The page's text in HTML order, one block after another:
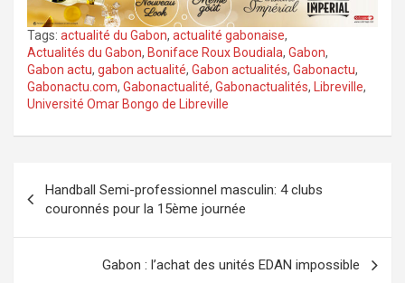
Tags: actualité du Gabon, actualité gabonaise,
Actualités du Gabon, Boniface Roux Boudiala, Gabon,
Gabon actu, gabon actualité, Gabon actualités, Gabonactu,
Gabonactu.com, Gabonactualité, Gabonactualités, Libreville,
Université Omar Bongo de Libreville
de
l’article
Handball Semi-professionnel masculin: 4 clubs
couronnés pour la 15ème journée
Gabon : l’achat des unités EDAN impossible